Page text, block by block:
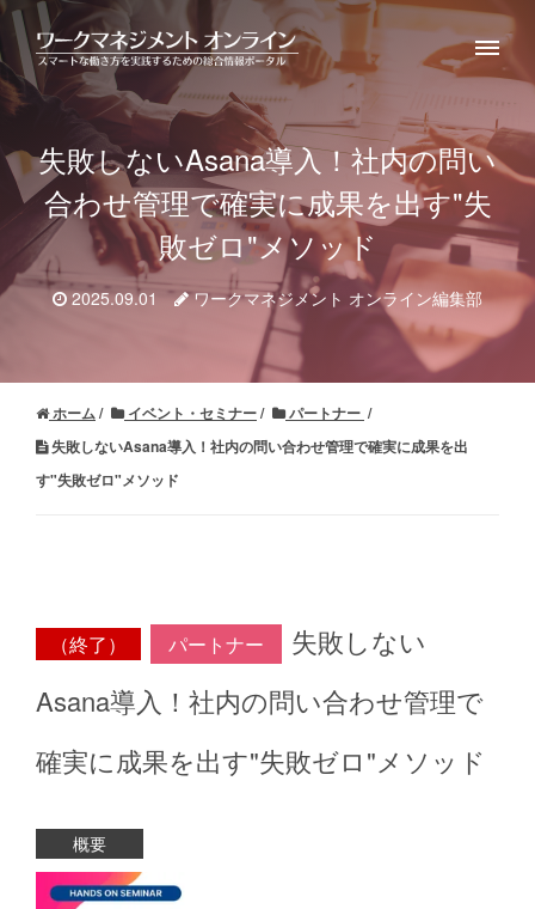
失敗しないAsana導入！社内の問い
合わせ管理で確実に成果を出す"失
敗ゼロ"メソッド
2025.09.01 ワークマネジメント オンライン編集部
ホーム イベント・セミナー
パートナー
失敗しないAsana導入！社内の問い合わせ管理で確実に成果を出
す"失敗ゼロ"メソッド
（終了） パートナー
失敗しない
Asana導入！社内の問い合わせ管理で
確実に成果を出す"失敗ゼロ"メソッド
概要